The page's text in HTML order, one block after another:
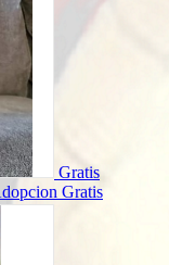
Gratis
Gratis